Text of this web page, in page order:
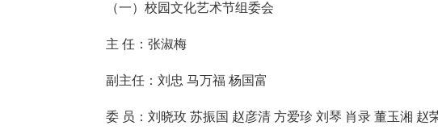
（一）校园文化艺术节组委会
主 任：张淑梅
副主任：刘忠 马万福 杨国富
委 员：刘晓玫 苏振国 赵彦清 方爱珍 刘琴 肖录 董玉湘 赵